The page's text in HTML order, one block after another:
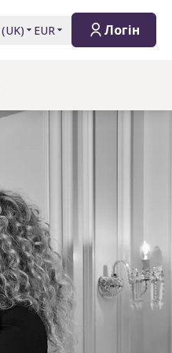
(UK) EUR Логін